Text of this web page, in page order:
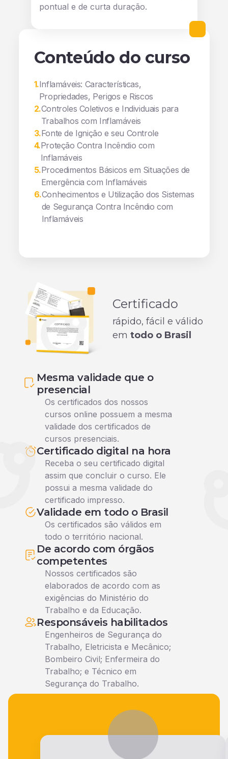
pontual e de curta duração.
Conteúdo do curso
1.Inflamáveis: Características,
Propriedades, Perigos e Riscos
2.Controles Coletivos e Individuais para
Trabalhos com Inflamáveis
3.Fonte de Ignição e seu Controle
4.Proteção Contra Incêndio com
Inflamáveis
5.Procedimentos Básicos em Situações de
Emergência com Inflamáveis
6.Conhecimentos e Utilização dos Sistemas
de Segurança Contra Incêndio com
Inflamáveis
Certificado
rápido, fácil e válido
em todo o Brasil
Mesma validade que o
presencial
Os certificados dos nossos
cursos online possuem a mesma
validade dos certificados de
cursos presenciais.
Certificado digital na hora
Receba o seu certificado digital
assim que concluir o curso. Ele
possui a mesma validade do
certificado impresso.
Validade em todo o Brasil
Os certificados são válidos em
todo o território nacional.
De acordo com órgãos
competentes
Nossos certificados são
elaborados de acordo com as
exigências do Ministério do
Trabalho e da Educação.
Responsáveis habilitados
Engenheiros de Segurança do
Trabalho, Eletricista e Mecânico;
Bombeiro Civil; Enfermeira do
Trabalho; e Técnico em
Segurança do Trabalho.
Veja o que nossos alunos falam